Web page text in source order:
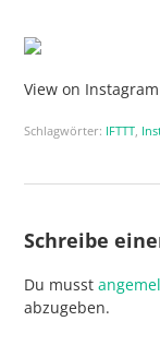
View on
Schlagwörter: IFTTT,
Schreibe
Du musst
abzugeben.